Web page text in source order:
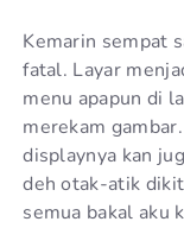
Kemarin sempat
fatal. Layar
menu apapun di
merekam
displaynya kan
deh otak-atik
semua bakal aku